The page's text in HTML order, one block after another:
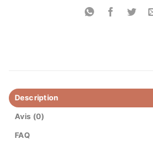
Description
Avis (0)
FAQ